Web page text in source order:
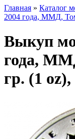
Главная » Каталог
2004 года, ММД,
Выкуп
года,
гр. (1